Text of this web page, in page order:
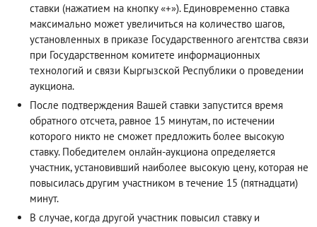
ставки (нажатием на кнопку «+»). Единовременно ставка
максимально может увеличиться на количество шагов,
установленных в приказе Государственного агентства связи
при Государственном комитете информационных
технологий и связи Кыргызской Республики о проведении
аукциона.
После подтверждения Вашей ставки запустится время
обратного отсчета, равное 15 минутам, по истечении
которого никто не сможет предложить более высокую
ставку. Победителем онлайн-аукциона определяется
участник, установивший наиболее высокую цену, которая не
повысилась другим участником в течение 15 (пятнадцати)
минут.
В случае, когда другой участник повысил ставку и